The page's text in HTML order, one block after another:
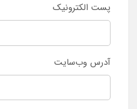
پست الکترونیک
آدرس وب‌سایت